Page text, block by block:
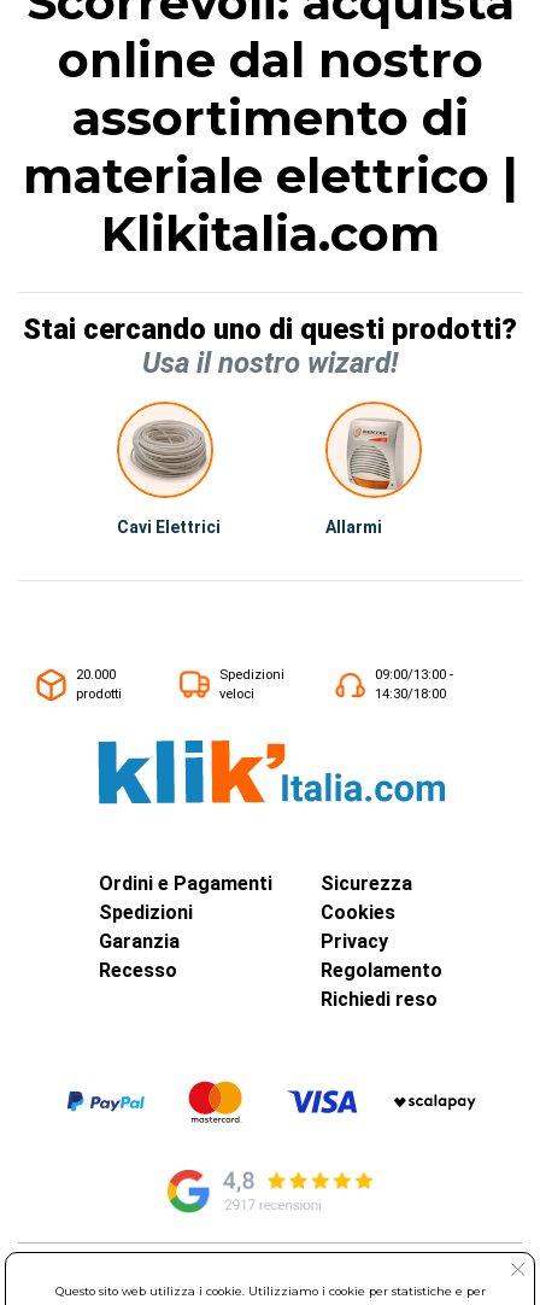
online dal nostro
assortimento di
materiale elettrico |
Klikitalia.com
Stai cercando uno di questi prodotti?
Usa il nostro wizard!
Cavi Elettrici Allarmi
20.000
prodotti
Spedizioni
veloci
09:00/13:00 -
14:30/18:00
Ordini e Pagamenti
Spedizioni
Garanzia
Recesso
Sicurezza
Cookies
Privacy
Regolamento
Richiedi reso
Questo sito web utilizza i cookie. Utilizziamo i cookie per statistiche e per